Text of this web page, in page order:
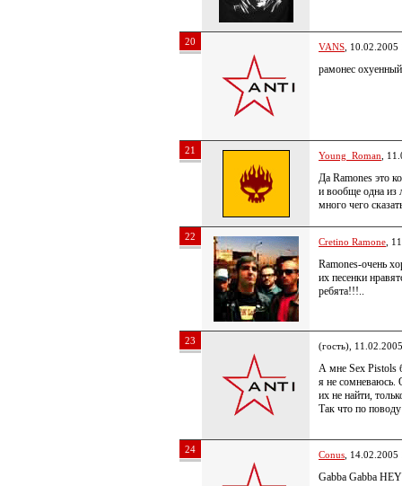
20 VANS ,
рамонес
21 Young_Roman ,
Да Ramones это
и вообще одна
много чего
22 Cretino Ramone ,
Ramones-очень
их песенки
ребята!!!..
23 (гость),
А мне Sex Pistols
я не сомневаюсь.
их не найти,
Так что по
24 Conus ,
Gabba Gabba